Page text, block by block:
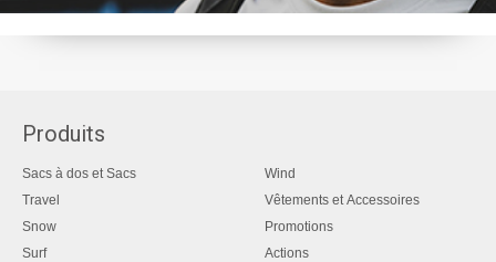
Produits
Sacs à dos et Sacs
Travel
Snow
Surf
Wind
Vêtements et Accessoires
Promotions
Actions